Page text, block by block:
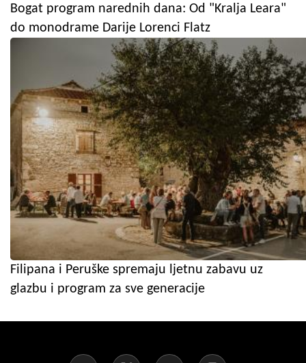
Bogat program narednih dana: Od "Kralja Leara"
do monodrame Darije Lorenci Flatz
Filipana i Peruške spremaju ljetnu zabavu uz
glazbu i program za sve generacije